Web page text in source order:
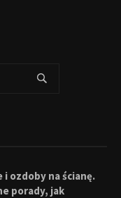
i ozdoby na ścianę.
porady, jak